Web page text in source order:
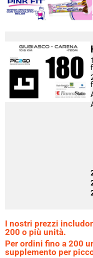
I nostri prezzi
200 o più unità.
Per ordini fino a 200
supplemento per